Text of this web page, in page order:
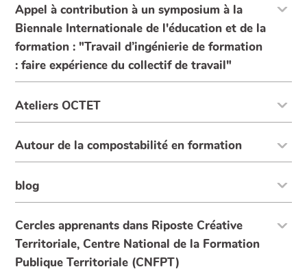
Appel à contribution à un symposium à la
Biennale Internationale de l'éducation et de la
formation : "Travail d’ingénierie de formation
: faire expérience du collectif de travail"
Ateliers OCTET
Autour de la compostabilité en formation
blog
Cercles apprenants dans Riposte Créative
Territoriale, Centre National de la Formation
Publique Territoriale (CNFPT)